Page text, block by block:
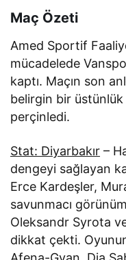
Maç Özeti
Amed Sportif
mücadelede
kaptı. Maçın son
belirgin bir
perçinledi.
Stat: Diyarbakır –
dengeyi sağlayan
Erce Kardeşler,
savunmacı
Oleksandr Syrota
dikkat çekti.